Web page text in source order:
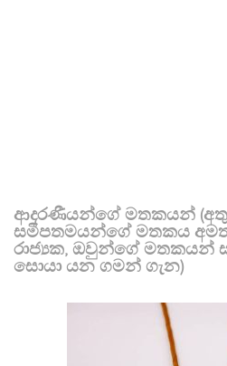
ආදරණීයන්ගේ මතකයන්
සමීපතමයන්ගේ මතකය
රාජ්‍යක, ඔවුන්ගේ මතකයන්
සොයා යන ගමන් ගැන)